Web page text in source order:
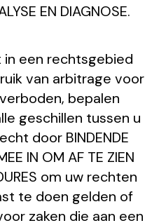
EN DIAGNOSE.
in een rechtsgebied
van arbitrage voor
bepalen
geschillen tussen u
door BINDENDE
IN OM AF TE ZIEN
om uw rechten
te doen gelden of
zaken die aan een